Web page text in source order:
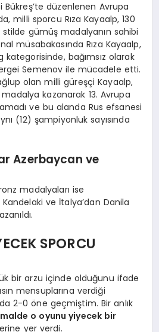
Bükreş’te düzenlenen Avrupa
milli sporcu Rıza Kayaalp, 130
gümüş madalyanın sahibi
müsabakasında Rıza Kayaalp,
kategorisinde, bağımsız olarak
Semenov ile mücadele etti.
olan milli güreşçi Kayaalp,
kazanarak 13. Avrupa
ve bu alanda Rus efsanesi
(12) şampiyonluk sayısında
Azerbaycan ve
madalyaları ise
ve İtalya’dan Danila
SPORCU
bir arzu içinde olduğunu ifade
mensuplarına verdiği
2-0 öne geçmiştim. Bir anlık
o oyunu yiyecek bir
yer verdi.